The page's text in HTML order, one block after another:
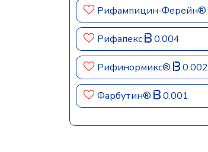
Рифампицин-Ферейн®
Рифапекс 0.004
Рифинормикс® 0.002
Фарбутин® 0.001